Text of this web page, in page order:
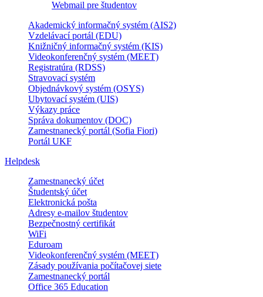
Webmail pre študentov
Akademický informačný systém (AIS2)
Vzdelávací portál (EDU)
Knižničný informačný systém (KIS)
Videokonferenčný systém (MEET)
Registratúra (RDSS)
Stravovací systém
Objednávkový systém (OSYS)
Ubytovací systém (UIS)
Výkazy práce
Správa dokumentov (DOC)
Zamestnanecký portál (Sofia Fiori)
Portál UKF
Helpdesk
Zamestnanecký účet
Študentský účet
Elektronická pošta
Adresy e-mailov študentov
Bezpečnostný certifikát
WiFi
Eduroam
Videokonferenčný systém (MEET)
Zásady používania počítačovej siete
Zamestnanecký portál
Office 365 Education